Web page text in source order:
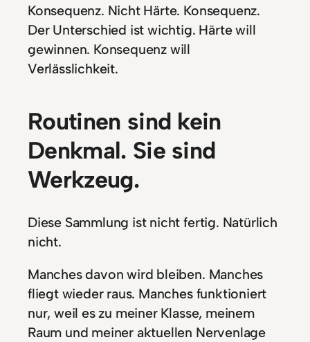
Konsequenz. Nicht Härte. Konsequenz.
Der Unterschied ist wichtig. Härte will
gewinnen. Konsequenz will
Verlässlichkeit.
Routinen sind kein
Denkmal. Sie sind
Werkzeug.
Diese Sammlung ist nicht fertig. Natürlich
nicht.
Manches davon wird bleiben. Manches
fliegt wieder raus. Manches funktioniert
nur, weil es zu meiner Klasse, meinem
Raum und meiner aktuellen Nervenlage